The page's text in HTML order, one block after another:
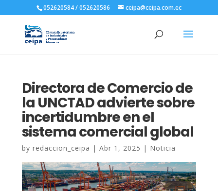
052620584 / 052620586 ceipa@ceipa.com.ec
Directora de Comercio de
la UNCTAD advierte sobre
incertidumbre en el
sistema comercial global
by redaccion_ceipa | Abr 1, 2025 | Noticia